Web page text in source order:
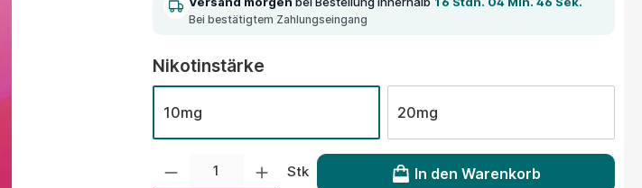
Bei bestätigtem Zahlungseingang
Nikotinstärke
10mg 20mg
Produkt Anzahl: Gib den gewünschten Wert ein oder benutze die Schaltflächen um die
Stk In den Warenkorb